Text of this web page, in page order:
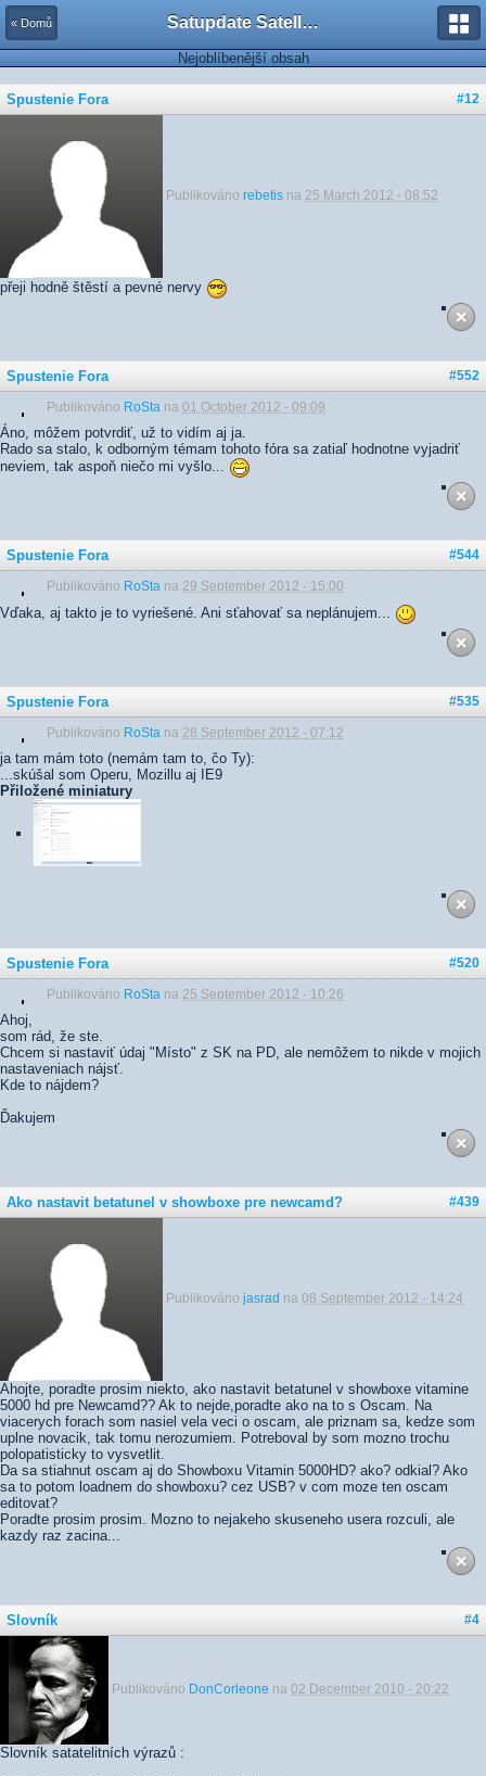
« Domů Satupdate Satellite Support Project
Nejoblíbenější obsah
#12
Spustenie Fora
Publikováno rebetis na 25 March 2012 - 08:52
přeji hodně štěstí a pevné nervy
#552
Spustenie Fora
Publikováno RoSta na 01 October 2012 - 09:09
Áno, môžem potvrdiť, už to vidím aj ja.
Rado sa stalo, k odborným témam tohoto fóra sa zatiaľ hodnotne vyjadriť
neviem, tak aspoň niečo mi vyšlo...
#544
Spustenie Fora
Publikováno RoSta na 29 September 2012 - 15:00
Vďaka, aj takto je to vyriešené. Ani sťahovať sa neplánujem...
#535
Spustenie Fora
Publikováno RoSta na 28 September 2012 - 07:12
ja tam mám toto (nemám tam to, čo Ty):
...skúšal som Operu, Mozillu aj IE9
Přiložené miniatury
#520
Spustenie Fora
Publikováno RoSta na 25 September 2012 - 10:26
Ahoj,
som rád, že ste.
Chcem si nastaviť údaj "Místo" z SK na PD, ale nemôžem to nikde v mojich
nastaveniach nájsť.
Kde to nájdem?
Ďakujem
#439
Ako nastavit betatunel v showboxe pre newcamd?
Publikováno jasrad na 08 September 2012 - 14:24
Ahojte, poradte prosim niekto, ako nastavit betatunel v showboxe vitamine
5000 hd pre Newcamd?? Ak to nejde,poradte ako na to s Oscam. Na
viacerych forach som nasiel vela veci o oscam, ale priznam sa, kedze som
uplne novacik, tak tomu nerozumiem. Potreboval by som mozno trochu
polopatisticky to vysvetlit.
Da sa stiahnut oscam aj do Showboxu Vitamin 5000HD? ako? odkial? Ako
sa to potom loadnem do showboxu? cez USB? v com moze ten oscam
editovat?
Poradte prosim prosim. Mozno to nejakeho skuseneho usera rozculi, ale
kazdy raz zacina...
#4
Slovník
Publikováno DonCorleone na 02 December 2010 - 20:22
Slovník satatelitních výrazů :